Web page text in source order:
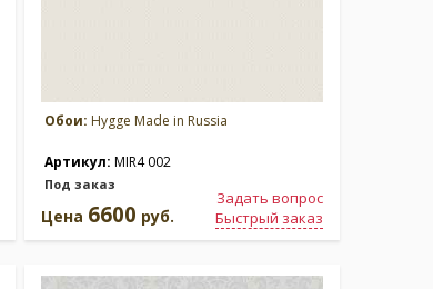
Обои: Hygge Made in Russia
Артикул: MIR4 002
Под заказ
Задать вопрос
Быстрый заказ
Цена 6600 руб.